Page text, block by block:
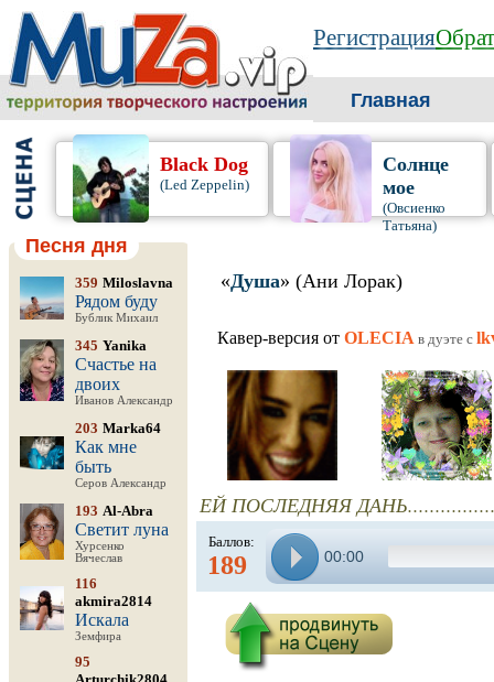
Регистрация
Главная
Black Dog
(Led Zeppelin)
Солнце
мое
(Овсиенко
Татьяна)
Песня дня
359 Miloslavna
Рядом буду
Бублик Михаил
345 Yanika
Счастье на
двоих
Иванов Александр
203 Marka64
Как мне
быть
Серов Александр
193 Al-Abra
Светит луна
Хурсенко
Вячеслав
116
akmira2814
Искала
Земфира
95
«Душа» (Ани Лорак)
Кавер-версия от OLECIA в дуэте c
ЕЙ ПОСЛЕДНЯЯ
Баллов:
189 00:00